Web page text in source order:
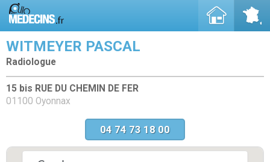
WITMEYER PASCAL
Radiologue
15 bis RUE DU CHEMIN DE FER
01100 Oyonnax
04 74 73 18 00